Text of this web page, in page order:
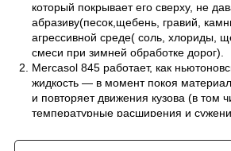
который покрывает его сверху, не
абразиву(песок,щебень, гравий,
агрессивной среде( соль, хлориды,
смеси при зимней обработке дорог).
Mercasol 845 работает, как
жидкость — в момент покоя
и повторяет движения кузова (в том
температурные расширения и
становится упругим.